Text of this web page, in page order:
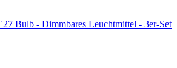
Bulb - Dimmbares Leuchtmittel - 3er-Set